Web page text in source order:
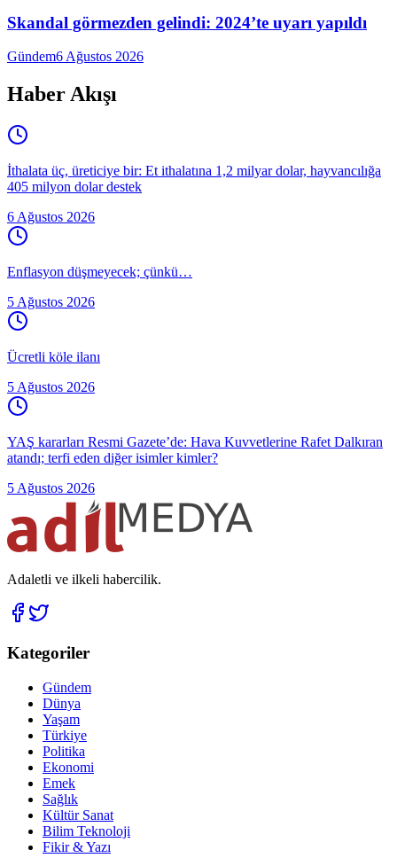
Skandal görmezden gelindi: 2024’te uyarı yapıldı
Gündem6 Ağustos 2026
Haber Akışı
İthalata üç, üreticiye bir: Et ithalatına 1,2 milyar dolar, hayvancılığa
405 milyon dolar destek
6 Ağustos 2026
Enflasyon düşmeyecek; çünkü…
5 Ağustos 2026
Ücretli köle ilanı
5 Ağustos 2026
YAŞ kararları Resmi Gazete’de: Hava Kuvvetlerine Rafet Dalkıran
atandı; terfi eden diğer isimler kimler?
5 Ağustos 2026
Adaletli ve ilkeli habercilik.
Kategoriler
Gündem
Dünya
Yaşam
Türkiye
Politika
Ekonomi
Emek
Sağlık
Kültür Sanat
Bilim Teknoloji
Fikir & Yazı